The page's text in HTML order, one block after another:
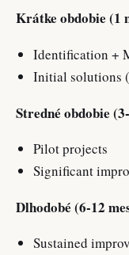
Krátke obdobie (1
Identification +
Initial solutions
Stredné obdobie
Pilot projects
Significant
Dlhodobé (6-12
Sustained